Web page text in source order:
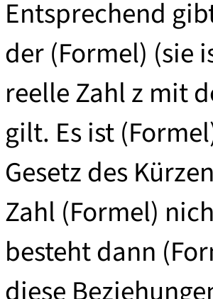
Entsprechend
der (Formel) (sie
reelle Zahl z mit
gilt. Es ist
Gesetz des
Zahl (Formel)
besteht dann